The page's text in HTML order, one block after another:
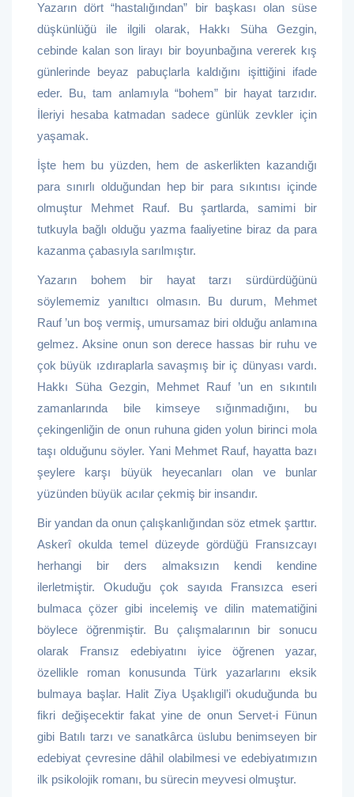
Yazarın dört “hastalığından” bir başkası olan süse
düşkünlüğü ile ilgili olarak, Hakkı Süha Gezgin,
cebinde kalan son lirayı bir boyunbağına vererek kış
günlerinde beyaz pabuçlarla kaldığını işittiğini ifade
eder. Bu, tam anlamıyla “bohem” bir hayat tarzıdır.
İleriyi hesaba katmadan sadece günlük zevkler için
yaşamak.
İşte hem bu yüzden, hem de askerlikten kazandığı
para sınırlı olduğundan hep bir para sıkıntısı içinde
olmuştur Mehmet Rauf. Bu şartlarda, samimi bir
tutkuyla bağlı olduğu yazma faaliyetine biraz da para
kazanma çabasıyla sarılmıştır.
Yazarın bohem bir hayat tarzı sürdürdüğünü
söylememiz yanıltıcı olmasın. Bu durum, Mehmet
Rauf ’un boş vermiş, umursamaz biri olduğu anlamına
gelmez. Aksine onun son derece hassas bir ruhu ve
çok büyük ızdıraplarla savaşmış bir iç dünyası vardı.
Hakkı Süha Gezgin, Mehmet Rauf ’un en sıkıntılı
zamanlarında bile kimseye sığınmadığını, bu
çekingenliğin de onun ruhuna giden yolun birinci mola
taşı olduğunu söyler. Yani Mehmet Rauf, hayatta bazı
şeylere karşı büyük heyecanları olan ve bunlar
yüzünden büyük acılar çekmiş bir insandır.
Bir yandan da onun çalışkanlığından söz etmek şarttır.
Askerî okulda temel düzeyde gördüğü Fransızcayı
herhangi bir ders almaksızın kendi kendine
ilerletmiştir. Okuduğu çok sayıda Fransızca eseri
bulmaca çözer gibi incelemiş ve dilin matematiğini
böylece öğrenmiştir. Bu çalışmalarının bir sonucu
olarak Fransız edebiyatını iyice öğrenen yazar,
özellikle roman konusunda Türk yazarlarını eksik
bulmaya başlar. Halit Ziya Uşaklıgil’i okuduğunda bu
fikri değişecektir fakat yine de onun Servet-i Fünun
gibi Batılı tarzı ve sanatkârca üslubu benimseyen bir
edebiyat çevresine dâhil olabilmesi ve edebiyatımızın
ilk psikolojik romanı, bu sürecin meyvesi olmuştur.